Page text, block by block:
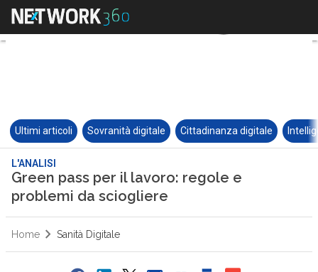
Ultimi articoli Sovranità digitale Cittadinanza digitale
L'ANALISI
Green pass per il lavoro: regole e
problemi da sciogliere
Home Sanità Digitale